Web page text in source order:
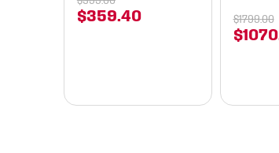
$359 40
$1070.
$1799.00